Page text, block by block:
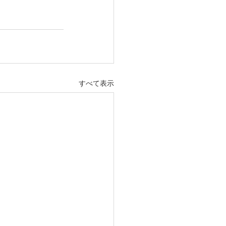
すべて表示